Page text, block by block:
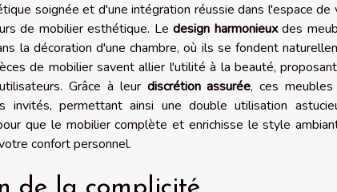
soignée et d'une intégration réussie dans l'espace
de mobilier esthétique. Ledesign harmonieuxdes
la décoration d'une chambre, où ils se fondent
de mobilier savent allier l'utilité à la beauté,
Grâce à leur discrétion assurée, ces
invités, permettant ainsi une double utilisation
que le mobilier complète et enrichisse le style
confort personnel.